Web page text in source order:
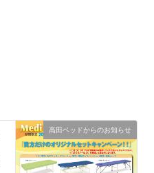
高田ベッドからのお知らせ